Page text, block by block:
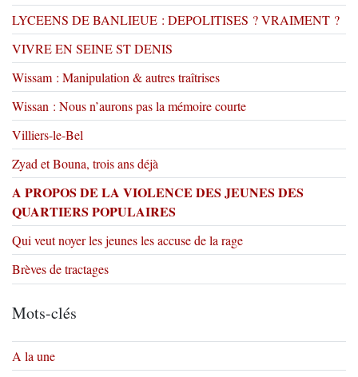
LYCEENS DE BANLIEUE : DEPOLITISES ? VRAIMENT ?
VIVRE EN SEINE ST DENIS
Wissam : Manipulation & autres traîtrises
Wissan : Nous n’aurons pas la mémoire courte
Villiers-le-Bel
Zyad et Bouna, trois ans déjà
A PROPOS DE LA VIOLENCE DES JEUNES DES
QUARTIERS POPULAIRES
Qui veut noyer les jeunes les accuse de la rage
Brèves de tractages
Mots-clés
A la une